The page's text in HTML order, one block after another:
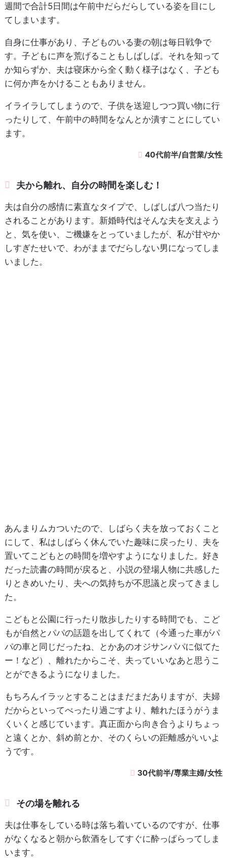
週間で合計5日間は午前中だらだらしている姿を目にし
てしまいます。
自身に仕事があり、子どものいる妻の朝は毎日戦争で
す。子どもに声を荒げることもしばしば。それを知って
か知らずか、夫は寝床から全く動く様子はなく、子ども
に何か声をかけることもありません。
イライラしてしまうので、子供を送迎しつつ買い物に行
ったりして、午前中の時間をなんとか潰すことにしてい
ます。
40代前半/自営業/女性
夫から離れ、自分の時間を楽しむ！
夫は自分の感情に素直なタイプで、しばしば八つ当たり
されることがあります。新婚時代はそんな夫を支えよう
と、気を使い、ご機嫌をとっていましたが、私が甘やか
しすぎたせいで、わがままでだらしない男になってしま
いました。
あんまりムカついたので、しばらく夫を放っておくこと
にして、私はしばらく休んでいた趣味に戻ったり、夫を
置いてこどもとの時間を増やすようになりました。好き
だった読書の時間が戻ると、小説の登場人物に共感した
りときめいたり、夫への気持ちが不思議と戻ってきまし
た。
こどもと公園に行ったり散歩したりする時間でも、こど
もが自然とパパの話題を出してくれて（今通った車がパ
パの車と同じだったね、とかあのオジサンパパに似てた
ー！など）、離れたからこそ、夫っていいなあと思うこ
とができるようになりました。
もちろんイラッとすることはまだまだありますが、夫婦
だからといってべったり過ごすより、離れたほうがうま
くいくと感じています。真正面から向き合うよりちょっ
と遠くとか、斜め前とか、そのくらいの距離感がいいよ
うです。
30代前半/専業主婦/女性
その場を離れる
夫は仕事をしている時は落ち着いているのですが、仕事
がなくなると朝から飲酒をしてすぐに酔っぱらってしま
います。